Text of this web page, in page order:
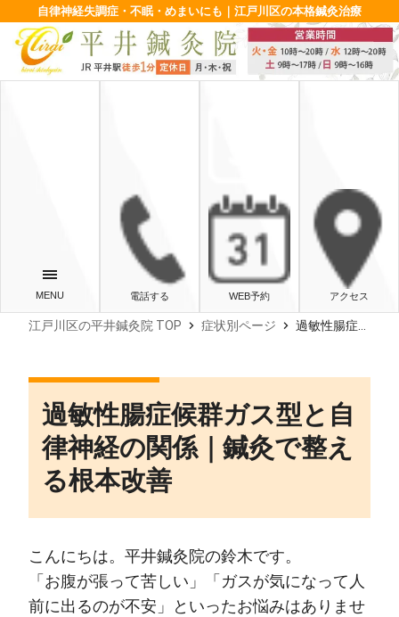
自律神経失調症・不眠・めまいにも｜江戸川区の本格鍼灸治療
電話する WEB予約 アクセス
江戸川区の平井鍼灸院 TOP chevron_right 症状別ページ chevron_right 過敏性腸症候群ガス型と自律神経の関係｜鍼灸で整える根本改善
過敏性腸症候群ガス型と自
律神経の関係｜鍼灸で整え
る根本改善
こんにちは。平井鍼灸院の鈴木です。
「お腹が張って苦しい」「ガスが気になって人
前に出るのが不安」といったお悩みはありませ